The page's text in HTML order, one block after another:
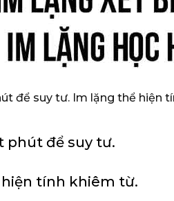
để suy tư. Im lặng thể hiện
phút để suy tư.
tính khiêm từ.